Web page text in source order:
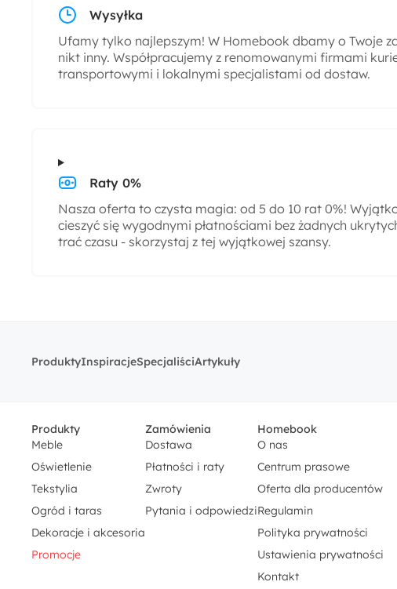
Wysyłka
Ufamy tylko najlepszym! W Homebook dbamy o Twoje
nikt inny. Współpracujemy z renomowanymi firmami
transportowymi i lokalnymi specjalistami od dostaw.
Raty 0%
Nasza oferta to czysta magia: od 5 do 10 rat 0%!
cieszyć się wygodnymi płatnościami bez żadnych
trać czasu - skorzystaj z tej wyjątkowej szansy.
ProduktyInspiracjeSpecjaliściArtykuły
Produkty
Meble
Oświetlenie
Tekstylia
Ogród i taras
Dekoracje i akcesoria
Promocje
Zamówienia
Dostawa
Płatności i raty
Zwroty
Pytania i odpowiedzi
Homebook
O nas
Centrum prasowe
Oferta dla producentów
Regulamin
Polityka prywatności
Ustawienia prywatności
Kontakt